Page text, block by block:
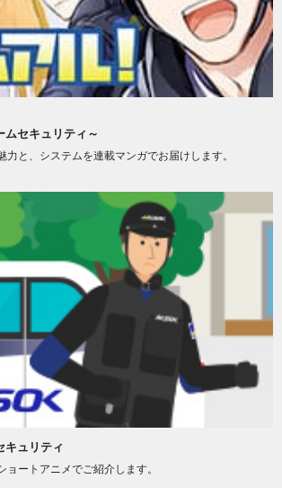
ムセキュリティ～
力と、システムを連載マンガでお届けします。
キュリティ
ョートアニメでご紹介します。